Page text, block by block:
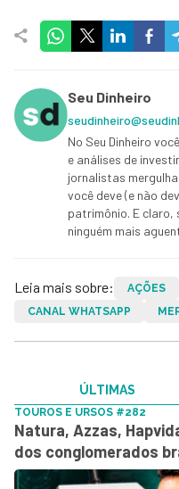
Seu Dinheiro
No Seu Dinheiro
e análises de
jornalistas
você deve (e não
patrimônio. E claro,
ninguém mais
Leia mais sobre: AÇÕES
CANAL WHATSAPP
ÚLTIMAS
TOUROS E URSOS #282
Natura, Azzas,
dos conglomerados